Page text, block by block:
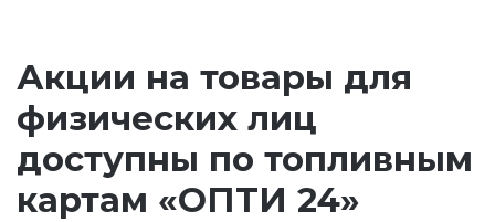
Акции на товары для
физических лиц
доступны по топливным
картам «ОПТИ 24»